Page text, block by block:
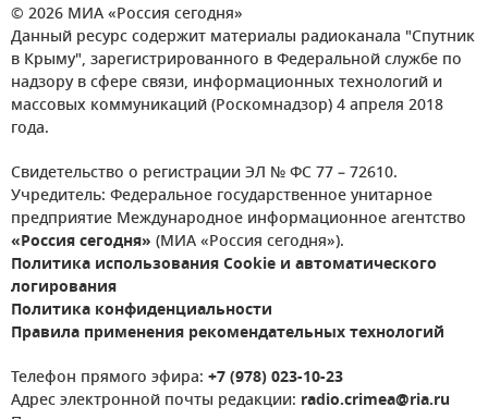
© 2026 МИА «Россия сегодня»
Данный ресурс содержит материалы радиоканала "Спутник
в Крыму", зарегистрированного в Федеральной службе по
надзору в сфере связи, информационных технологий и
массовых коммуникаций (Роскомнадзор) 4 апреля 2018
года.
Свидетельство о регистрации ЭЛ № ФС 77 – 72610.
Учредитель: Федеральное государственное унитарное
предприятие Международное информационное агентство
«Россия сегодня» (МИА «Россия сегодня»).
Политика использования Cookie и автоматического
логирования
Политика конфиденциальности
Правила применения рекомендательных технологий
Телефон прямого эфира: +7 (978) 023-10-23
Адрес электронной почты редакции: radio.crimea@ria.ru